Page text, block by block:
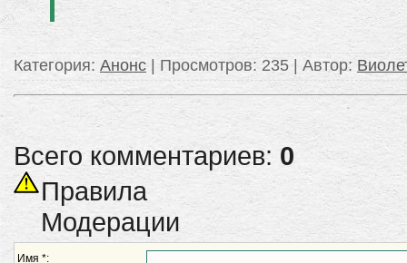
Категория: Анонс Просмотров: 235 | Автор:
Всего комментариев: 0
Правила
Модерации
Имя *: